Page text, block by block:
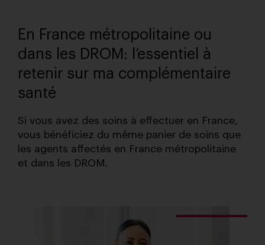
En France métropolitaine ou
dans les DROM: l’essentiel à
retenir sur ma complémentaire
santé
Si vous avez des soins à effectuer en France,
vous bénéficiez du même panier de soins que
les agents affectés en France métropolitaine
et dans les DROM.